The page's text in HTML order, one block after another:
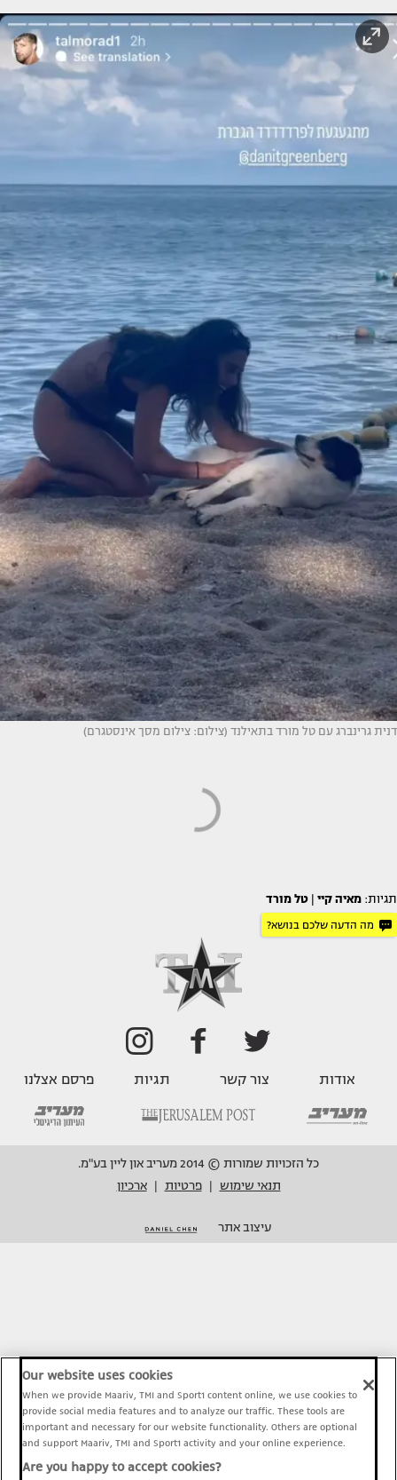
דנית גרינברג עם טל מורד בתאילנד (צילום: צילום מסך אינסטגרם)
תגיות: מאיה קיי טל מורד
מה הדעה שלכם בנושא?
אודות צור קשר תגיות פרסם אצלנו
כל הזכויות שמורות © 2014 מעריב און ליין בע"מ.
תנאי שימוש
פרטיות ארכיון
עיצוב אתר
Our website uses cookies
When we provide Maariv, TMI and Sport1 content online, we use cookies to
provide social media features and to analyze our traffic. These tools are
important and necessary for our website functionality. Others are optional
and support Maariv, TMI and Sport1 activity and your online experience.
Are you happy to accept cookies?